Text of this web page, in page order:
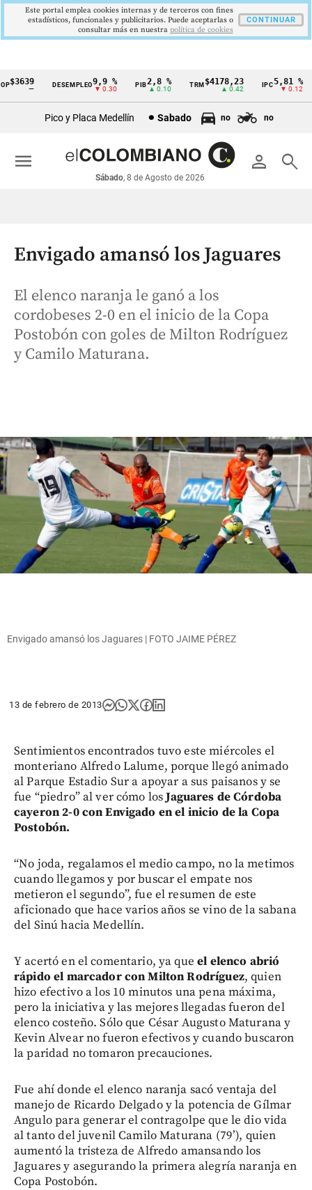
Cintillo
económicos
Colombia
$3639 DESEMPLEO 9,9 %
▼ 0.30
PIB2,8 %
▲ 0.10
TRM$4178,23
▲ 0.42
5,81 %
▼ 0.12
Pico y Placa Medellín Sabado no no
person search
Sábado, 8 de Agosto de 2026
menu
Envigado amansó los Jaguares
El elenco naranja le ganó a los
cordobeses 2-0 en el inicio de la Copa
Postobón con goles de Milton Rodríguez
y Camilo Maturana.
Envigado amansó los Jaguares | FOTO JAIME PÉREZ
13 de febrero de 2013
Sentimientos encontrados tuvo este miércoles el
monteriano Alfredo Lalume, porque llegó animado
al Parque Estadio Sur a apoyar a sus paisanos y se
fue “piedro” al ver cómo losJaguares de Córdoba
cayeron 2-0 con Envigado en el inicio de la Copa
Postobón.
“No joda, regalamos el medio campo, no la metimos
cuando llegamos y por buscar el empate nos
metieron el segundo”, fue el resumen de este
aficionado que hace varios años se vino de la sabana
del Sinú hacia Medellín.
Y acertó en el comentario, ya que el elenco abrió
rápido el marcador con Milton Rodríguez, quien
hizo efectivo a los 10 minutos una pena máxima,
pero la iniciativa y las mejores llegadas fueron del
elenco costeño. Sólo que César Augusto Maturana y
Kevin Alvear no fueron efectivos y cuando buscaron
la paridad no tomaron precauciones.
Fue ahí donde el elenco naranja sacó ventaja del
manejo de Ricardo Delgado y la potencia de Gílmar
Angulo para generar el contragolpe que le dio vida
al tanto del juvenil Camilo Maturana (79’), quien
aumentó la tristeza de Alfredo amansando los
Jaguares y asegurando la primera alegría naranja en
Copa Postobón.
Este portal emplea cookies internas y de terceros con fines
estadísticos, funcionales y publicitarios. Puede aceptarlas o
consultar más en nuestra politica de cookies
CONTINUAR